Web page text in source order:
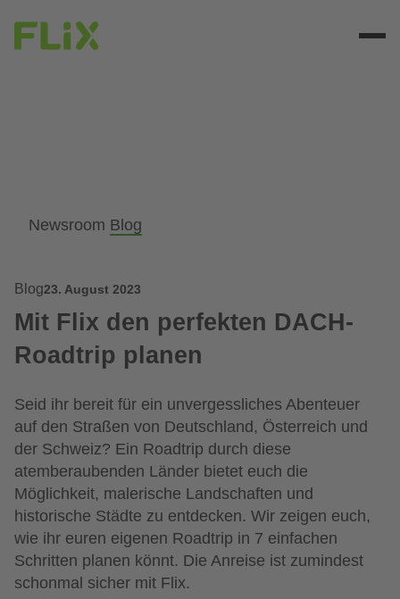
Newsroom Blog
Blog23. August 2023
Mit Flix den perfekten DACH-
Roadtrip planen
Seid ihr bereit für ein unvergessliches Abenteuer
auf den Straßen von Deutschland, Österreich und
der Schweiz? Ein Roadtrip durch diese
atemberaubenden Länder bietet euch die
Möglichkeit, malerische Landschaften und
historische Städte zu entdecken. Wir zeigen euch,
wie ihr euren eigenen Roadtrip in 7 einfachen
Schritten planen könnt. Die Anreise ist zumindest
schonmal sicher mit Flix.